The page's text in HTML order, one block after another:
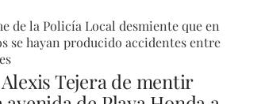
de la Policía Local desmiente que en
se hayan producido accidentes entre
Alexis Tejera de mentir